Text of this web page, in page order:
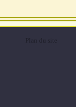
Plan du site